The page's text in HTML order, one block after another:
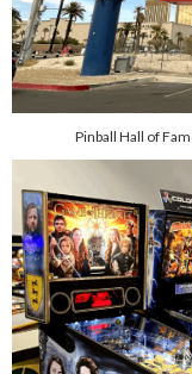
Pinball Hall of